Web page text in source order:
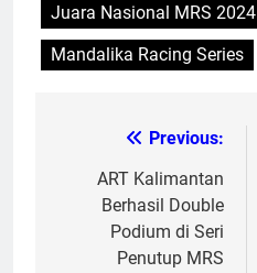
Juara Nasional MRS 2024
Mandalika Racing Series
navigation
Previous:
ART Kalimantan
Berhasil Double
Podium di Seri
Penutup MRS